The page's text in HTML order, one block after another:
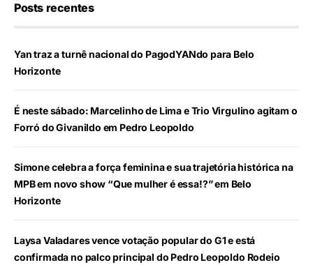
Posts recentes
Yan traz a turnê nacional do PagodYANdo para Belo
Horizonte
É neste sábado: Marcelinho de Lima e Trio Virgulino agitam o
Forró do Givanildo em Pedro Leopoldo
Simone celebra a força feminina e sua trajetória histórica na
MPB em novo show “Que mulher é essa!?” em Belo
Horizonte
Laysa Valadares vence votação popular do G1 e está
confirmada no palco principal do Pedro Leopoldo Rodeio